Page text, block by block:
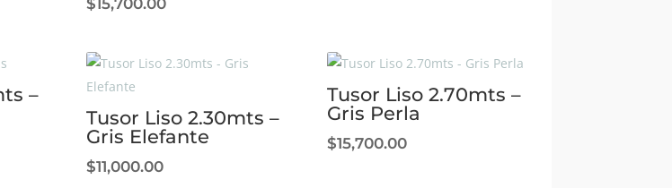
–
Tusor Liso 2.30mts –
Gris Elefante
$11,000.00
Tusor Liso 2.70mts –
Gris Perla
$15,700.00